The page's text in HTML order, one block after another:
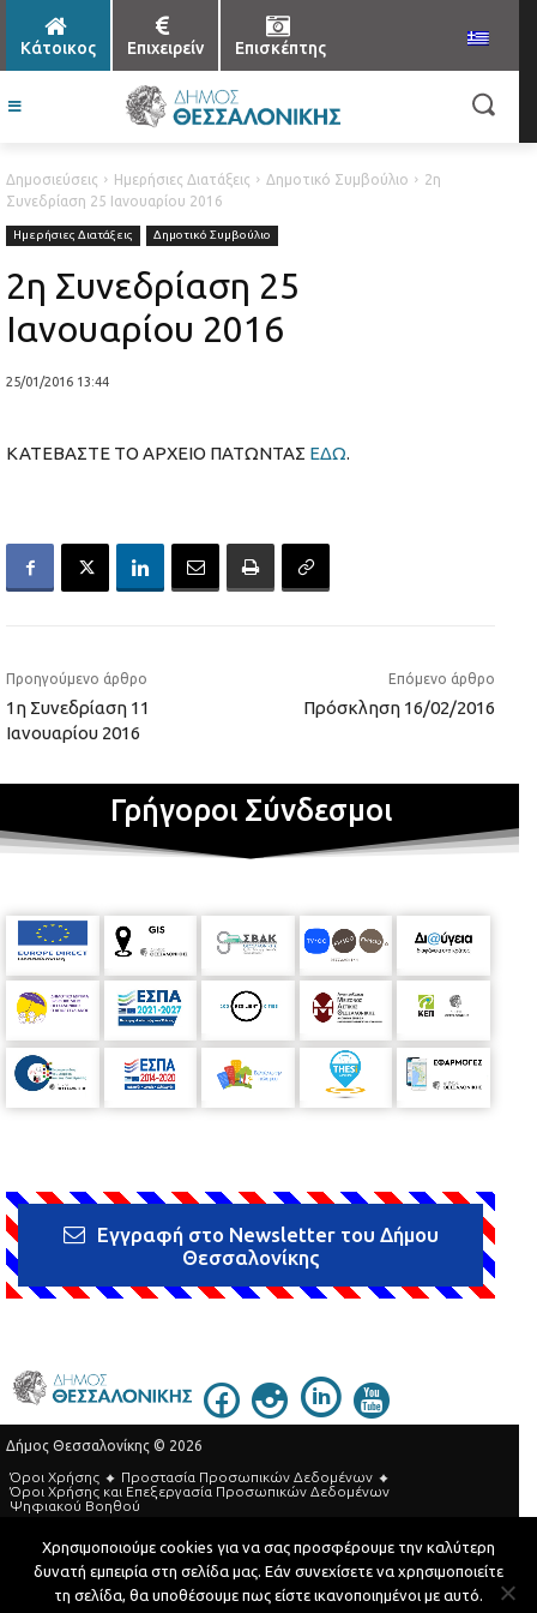
Κάτοικος Επιχειρείν Επισκέπτης
Δημοσιεύσεις Ημερήσιες Διατάξεις Δημοτικό Συμβούλιο
2η
Συνεδρίαση 25 Ιανουαρίου 2016
Ημερήσιες Διατάξεις Δημοτικό Συμβούλιο
2η Συνεδρίαση 25
Ιανουαρίου 2016
25/01/2016 13:44
ΚΑΤΕΒΑΣΤΕ ΤΟ ΑΡΧΕΙΟ ΠΑΤΩΝΤΑΣ ΕΔΩ.
Προηγούμενο άρθρο
1η Συνεδρίαση 11
Ιανουαρίου 2016
Επόμενο άρθρο
Πρόσκληση 16/02/2016
Γρήγοροι Σύνδεσμοι
Εγγραφή στο Newsletter του Δήμου
Θεσσαλονίκης
Δήμος Θεσσαλονίκης © 2026
Όροι Χρήσης
Προστασία Προσωπικών Δεδομένων
Όροι Xρήσης και Eπεξεργασία Προσωπικών Δεδομένων
Ψηφιακού Βοηθού
Τηλεφωνικός Κατάλογος
Developed by MyCompany Projects
Χρησιμοποιούμε cookies για να σας προσφέρουμε την καλύτερη
δυνατή εμπειρία στη σελίδα μας. Εάν συνεχίσετε να χρησιμοποιείτε
τη σελίδα, θα υποθέσουμε πως είστε ικανοποιημένοι με αυτό.